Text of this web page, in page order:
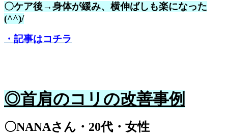
〇ケア後→身体が緩み、横伸ばしも楽になった
(^^)/
・記事はコチラ
◎首肩のコリの改善事例
〇NANAさん・20代・女性